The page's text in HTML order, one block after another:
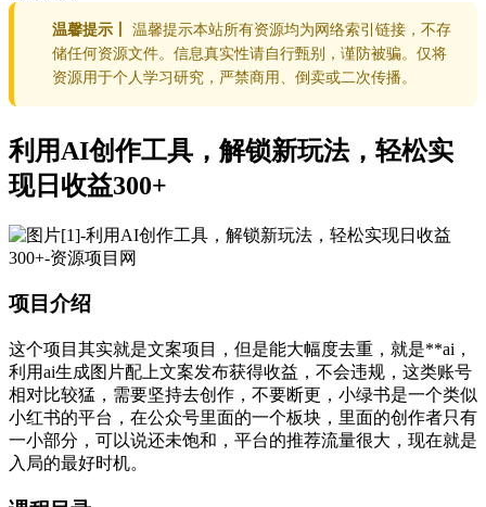
温馨提示丨
温馨提示本站所有资源均为网络索引链接，不存
储任何资源文件。信息真实性请自行甄别，谨防被骗。仅将
资源用于个人学习研究，严禁商用、倒卖或二次传播。
利用AI创作工具，解锁新玩法，轻松实
现日收益300+
项目介绍
这个项目其实就是文案项目，但是能大幅度去重，就是**ai，
利用ai生成图片配上文案发布获得收益，不会违规，这类账号
相对比较猛，需要坚持去创作，不要断更，小绿书是一个类似
小红书的平台，在公众号里面的一个板块，里面的创作者只有
一小部分，可以说还未饱和，平台的推荐流量很大，现在就是
入局的最好时机。